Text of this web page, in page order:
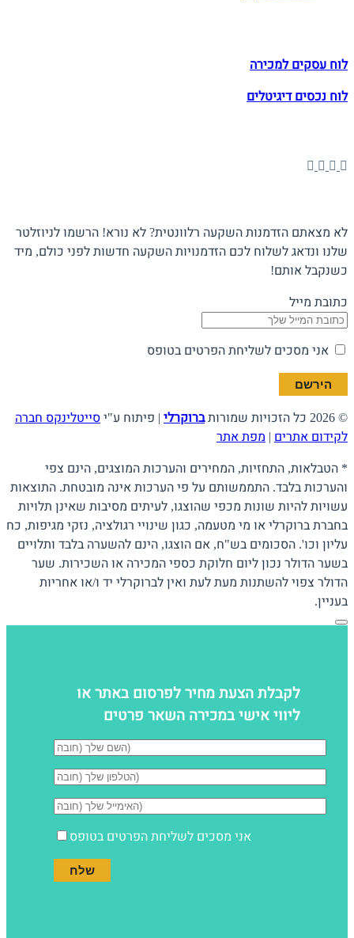
לוח עסקים למכירה
לוח נכסים דיגיטלים
לא מצאתם הזדמנות השקעה רלוונטית? לא נורא! הרשמו לניוזלטר
שלנו ונדאג לשלוח לכם הזדמנויות השקעה חדשות לפני כולם, מיד
כשנקבל אותם!
כתובת מייל
אני מסכים לשליחת הפרטים בטופס
© 2026 כל הזכויות שמורות ברוקרלי | פיתוח ע"י סייטלינקס חברה
לקידום אתרים | מפת אתר
* הטבלאות, התחזיות, המחירים והערכות המוצגים, הינם צפי
והערכות בלבד. התממשותם על פי הערכות אינה מובטחת. התוצאות
עשויות להיות שונות מכפי שהוצגו, לעיתים מסיבות שאינן תלויות
בחברת ברוקרלי או מי מטעמה, כגון שינויי רגולציה, נזקי מגיפות, כח
עליון וכו'. הסכומים בש"ח, אם הוצגו, הינם להשערה בלבד ותלויים
בשער הדולר נכון ליום חלוקת כספי המכירה או השכירות. שער
הדולר צפוי להשתנות מעת לעת ואין לברוקרלי יד ו/או אחריות
בעניין.
לקבלת הצעת מחיר לפרסום באתר או
ליווי אישי במכירה השאר פרטים
אני מסכים לשליחת הפרטים בטופס